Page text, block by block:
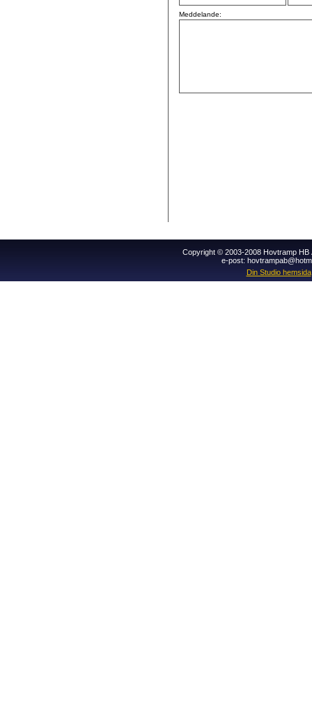
Meddelande:
Copyright © 2003-2008 Hovtramp HB
e-post:
Din Studio hemsida